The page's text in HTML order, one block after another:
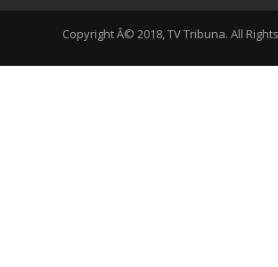
Copyright Â© 2018, TV Tribuna. All